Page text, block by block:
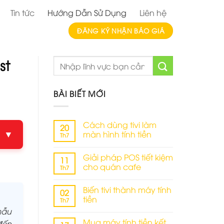
Tin tức Hướng Dẫn Sử Dụng Liên hệ
ĐĂNG KÝ NHẬN BÁO GIÁ
▼
BÀI BIẾT MỚI
20
Th7
Cách dùng tivi làm
màn hình tính tiền
bình
luận
ở
tivi
làm
màn
tiền
11
Th7
Giải pháp POS tiết kiệm
cho quán cafe
bình
luận
ở
POS
02
Th7
Biến tivi thành máy tính
tiền
Mua máy tính tiền kết